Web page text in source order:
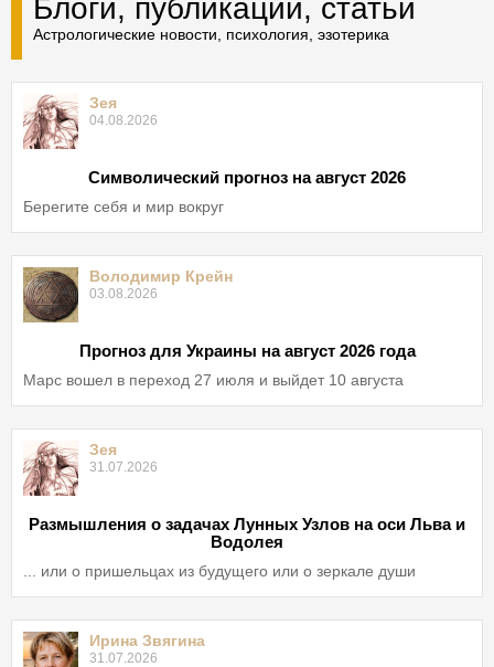
Блоги, публикации, статьи
Астрологические новости, психология, эзотерика
Зея
04.08.2026
Символический прогноз на август 2026
Берегите себя и мир вокруг
Володимир Крейн
03.08.2026
Прогноз для Украины на август 2026 года
Марс вошел в переход 27 июля и выйдет 10 августа
Зея
31.07.2026
Размышления о задачах Лунных Узлов на оси Льва и
Водолея
... или о пришельцах из будущего или о зеркале души
Ирина Звягина
31.07.2026